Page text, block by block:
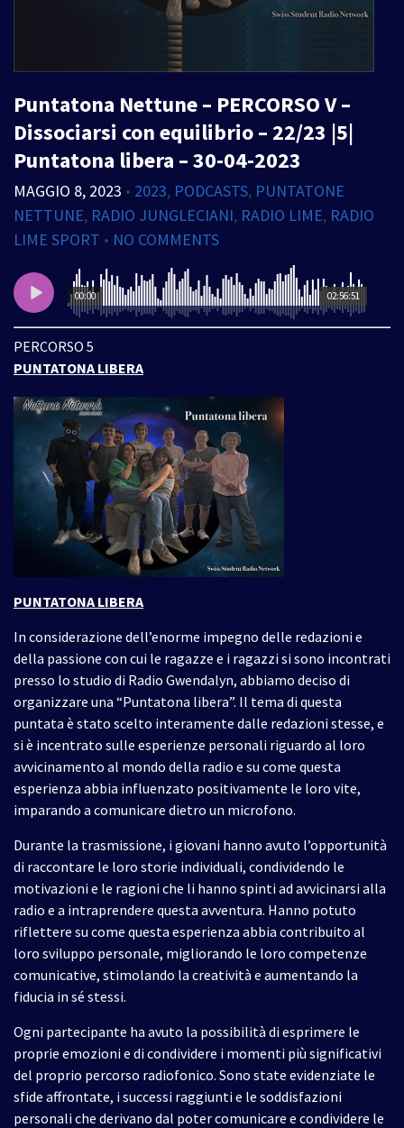
Puntatona Nettune – PERCORSO V –
Dissociarsi con equilibrio – 22/23 |5|
Puntatona libera – 30-04-2023
MAGGIO 8, 2023 • 2023, PODCASTS, PUNTATONE
NETTUNE, RADIO JUNGLECIANI, RADIO LIME, RADIO
LIME SPORT • NO COMMENTS
02:56:51
00:00
PERCORSO 5
PUNTATONA LIBERA
PUNTATONA LIBERA
In considerazione dell’enorme impegno delle redazioni e
della passione con cui le ragazze e i ragazzi si sono incontrati
presso lo studio di Radio Gwendalyn, abbiamo deciso di
organizzare una “Puntatona libera”. Il tema di questa
puntata è stato scelto interamente dalle redazioni stesse, e
si è incentrato sulle esperienze personali riguardo al loro
avvicinamento al mondo della radio e su come questa
esperienza abbia influenzato positivamente le loro vite,
imparando a comunicare dietro un microfono.
Durante la trasmissione, i giovani hanno avuto l’opportunità
di raccontare le loro storie individuali, condividendo le
motivazioni e le ragioni che li hanno spinti ad avvicinarsi alla
radio e a intraprendere questa avventura. Hanno potuto
riflettere su come questa esperienza abbia contribuito al
loro sviluppo personale, migliorando le loro competenze
comunicative, stimolando la creatività e aumentando la
fiducia in sé stessi.
Ogni partecipante ha avuto la possibilità di esprimere le
proprie emozioni e di condividere i momenti più significativi
del proprio percorso radiofonico. Sono state evidenziate le
sfide affrontate, i successi raggiunti e le soddisfazioni
personali che derivano dal poter comunicare e condividere le